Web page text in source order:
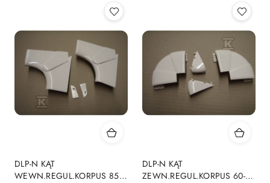
DLP-N KĄT
WEWN.REGUL.KORPUS 85-
DLP-N KĄT
ZEWN.REGUL.KORPUS 60-